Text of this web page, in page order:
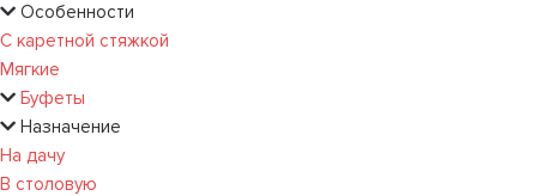
Особенности
С каретной стяжкой
Мягкие
Буфеты
Назначение
На дачу
В столовую